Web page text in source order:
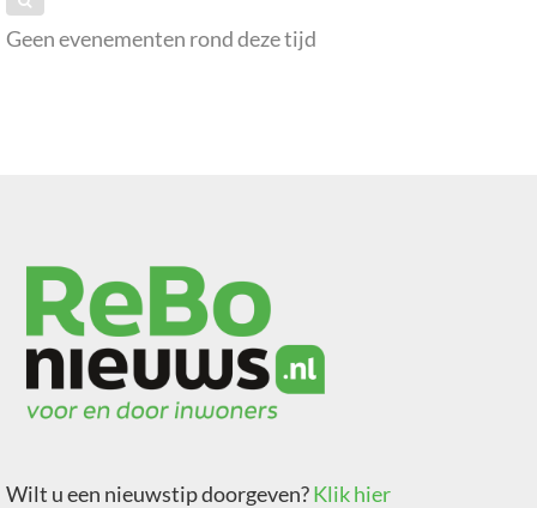
Geen evenementen rond deze tijd
Wilt u een nieuwstip doorgeven?Klik hier